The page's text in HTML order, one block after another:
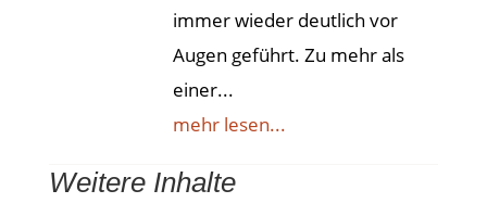
immer wieder deutlich vor
Augen geführt. Zu mehr als
einer...
mehr lesen...
Weitere Inhalte